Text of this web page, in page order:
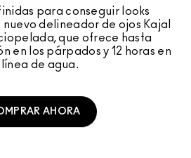
para conseguir looks
delineador de ojos Kajal
que ofrece hasta
en los párpados y 12 horas en
línea de agua.
AHORA